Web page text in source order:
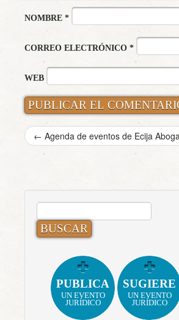
NOMBRE *
CORREO ELECTRÓNICO *
WEB
← Agenda de eventos de Ecija
BUSCAR:
PUBLICA
UN EVENTO
JURÍDICO
SUGIERE
UN EVENTO
JURÍDICO